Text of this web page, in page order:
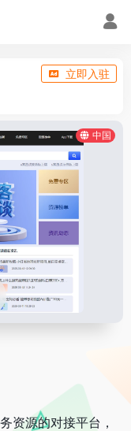
立即入驻
中国
资源的对接平台，